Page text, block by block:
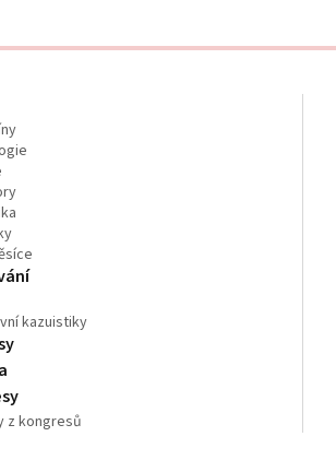
kazuistiky
z kongresů